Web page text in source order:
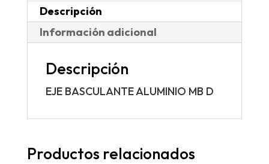
Descripción
Información adicional
Descripción
EJE BASCULANTE ALUMINIO MB D
Productos relacionados